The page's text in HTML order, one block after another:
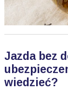
Jazda bez
wiedzieć?